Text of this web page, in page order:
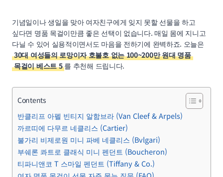
기념일이나 생일을 맞아 여자친구에게 잊지 못할 선물을 하고
싶다면 명품 목걸이만큼 좋은 선택이 없습니다. 매일 몸에 지니고
다닐 수 있어 실용적이면서도 마음을 전하기에 완벽하죠. 오늘은
30대 여성들의 로망이자 호불호 없는 100~200만 원대 명품
목걸이 베스트 5 를 추천해 드립니다.
Contents
반클리프 아펠 빈티지 알함브라 (Van Cleef & Arpels)
까르띠에 다무르 네클리스 (Cartier)
불가리 비제로원 미니 파베 네클리스 (Bvlgari)
부쉐론 콰트로 클래식 미니 펜던트 (Boucheron)
티파니앤코 T 스마일 펜던트 (Tiffany & Co.)